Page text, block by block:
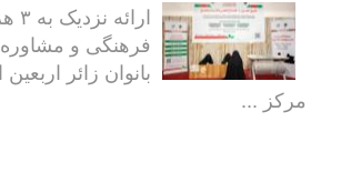
فرهنگی و
بانوان زائر
مرکز ...